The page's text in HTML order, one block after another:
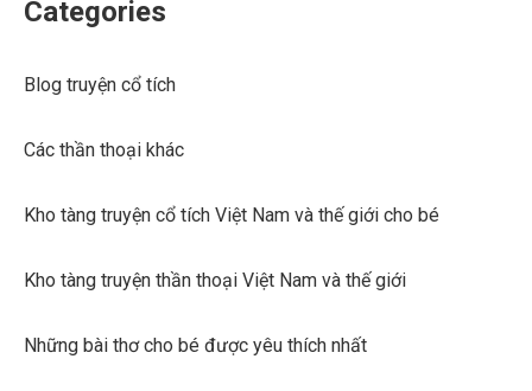
Categories
Blog truyện cổ tích
Các thần thoại khác
Kho tàng truyện cổ tích Việt Nam và thế giới cho bé
Kho tàng truyện thần thoại Việt Nam và thế giới
Những bài thơ cho bé được yêu thích nhất